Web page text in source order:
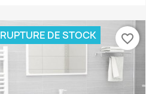
RUPTURE DE STOCK favorite_border